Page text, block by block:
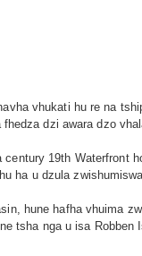
vhukati hu re na
dzi awara dzo
19th Waterfront
ha u dzula
hune hafha vhuima
tsha nga u isa Robben